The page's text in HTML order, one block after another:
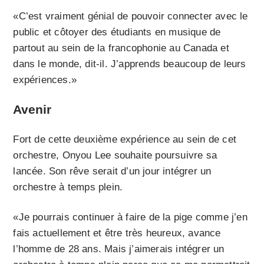
«C’est vraiment génial de pouvoir connecter avec le
public et côtoyer des étudiants en musique de
partout au sein de la francophonie au Canada et
dans le monde, dit-il. J’apprends beaucoup de leurs
expériences.»
Avenir
Fort de cette deuxième expérience au sein de cet
orchestre, Onyou Lee souhaite poursuivre sa
lancée. Son rêve serait d’un jour intégrer un
orchestre à temps plein.
«Je pourrais continuer à faire de la pige comme j’en
fais actuellement et être très heureux, avance
l’homme de 28 ans. Mais j’aimerais intégrer un